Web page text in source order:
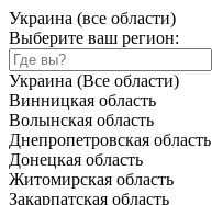
Украина (все области)
Выберите ваш регион:
Украина (Все области)
Винницкая область
Волынская область
Днепропетровская область
Донецкая область
Житомирская область
Закарпатская область